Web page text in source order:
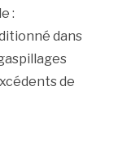
:
dans
de